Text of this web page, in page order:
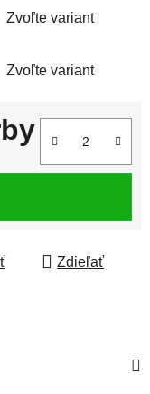
Zvoľte variant
Zvoľte variant
Zdieľať